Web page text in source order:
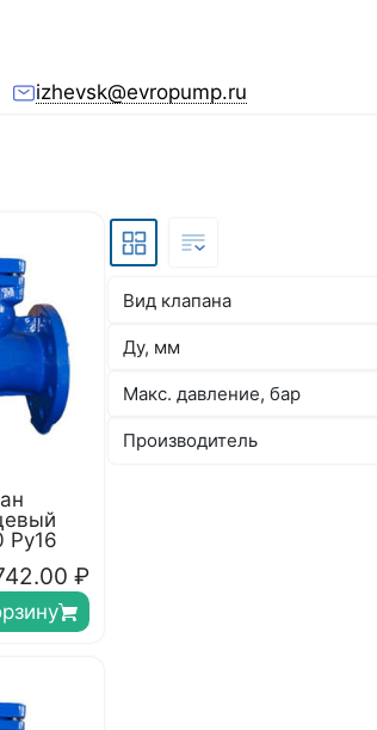
izhevsk@evropump.ru
Ру16
₽
Вид клапана
Ду, мм
Макс. давление, бар
Производитель